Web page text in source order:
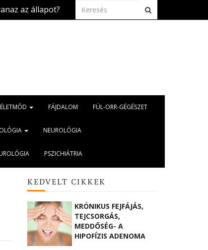
2026.aug. 5. Szívbetegség és kánikula: mire kell
ÉLETMÓD FÁJDALOM FÜL-ORR-GÉGÉSZET
NEUROLÓGIA
PSZICHIÁTRIA
KEDVELT CIKKEK
KRÓNIKUS FEJFÁJÁS,
TEJCSORGÁS,
MEDDŐSÉG- A
HIPOFÍZIS ADENOMA